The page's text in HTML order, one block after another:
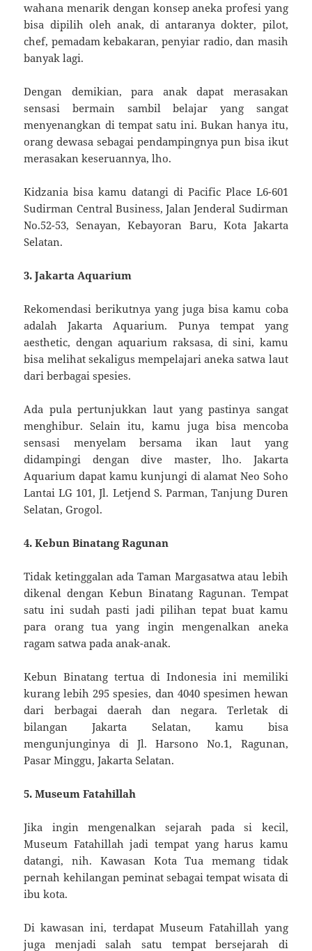
wahana menarik dengan konsep aneka profesi yang
bisa dipilih oleh anak, di antaranya dokter, pilot,
chef, pemadam kebakaran, penyiar radio, dan masih
banyak lagi.
Dengan demikian, para anak dapat merasakan
sensasi bermain sambil belajar yang sangat
menyenangkan di tempat satu ini. Bukan hanya itu,
orang dewasa sebagai pendampingnya pun bisa ikut
merasakan keseruannya, lho.
Kidzania bisa kamu datangi di Pacific Place L6-601
Sudirman Central Business, Jalan Jenderal Sudirman
No.52-53, Senayan, Kebayoran Baru, Kota Jakarta
Selatan.
3. Jakarta Aquarium
Rekomendasi berikutnya yang juga bisa kamu coba
adalah Jakarta Aquarium. Punya tempat yang
aesthetic, dengan aquarium raksasa, di sini, kamu
bisa melihat sekaligus mempelajari aneka satwa laut
dari berbagai spesies.
Ada pula pertunjukkan laut yang pastinya sangat
menghibur. Selain itu, kamu juga bisa mencoba
sensasi menyelam bersama ikan laut yang
didampingi dengan dive master, lho. Jakarta
Aquarium dapat kamu kunjungi di alamat Neo Soho
Lantai LG 101, Jl. Letjend S. Parman, Tanjung Duren
Selatan, Grogol.
4. Kebun Binatang Ragunan
Tidak ketinggalan ada Taman Margasatwa atau lebih
dikenal dengan Kebun Binatang Ragunan. Tempat
satu ini sudah pasti jadi pilihan tepat buat kamu
para orang tua yang ingin mengenalkan aneka
ragam satwa pada anak-anak.
Kebun Binatang tertua di Indonesia ini memiliki
kurang lebih 295 spesies, dan 4040 spesimen hewan
dari berbagai daerah dan negara. Terletak di
bilangan Jakarta Selatan, kamu bisa
mengunjunginya di Jl. Harsono No.1, Ragunan,
Pasar Minggu, Jakarta Selatan.
5. Museum Fatahillah
Jika ingin mengenalkan sejarah pada si kecil,
Museum Fatahillah jadi tempat yang harus kamu
datangi, nih. Kawasan Kota Tua memang tidak
pernah kehilangan peminat sebagai tempat wisata di
ibu kota.
Di kawasan ini, terdapat Museum Fatahillah yang
juga menjadi salah satu tempat bersejarah di